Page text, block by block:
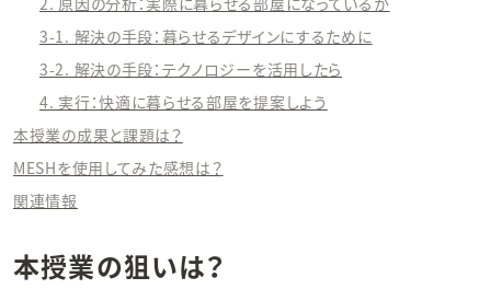
3-1. 解決の手段：暮らせるデザインにするために
3-2. 解決の手段：テクノロジーを活用したら
4. 実行：快適に暮らせる部屋を提案しよう
本授業の成果と課題は？
MESHを使用してみた感想は？
関連情報
本授業の狙いは？